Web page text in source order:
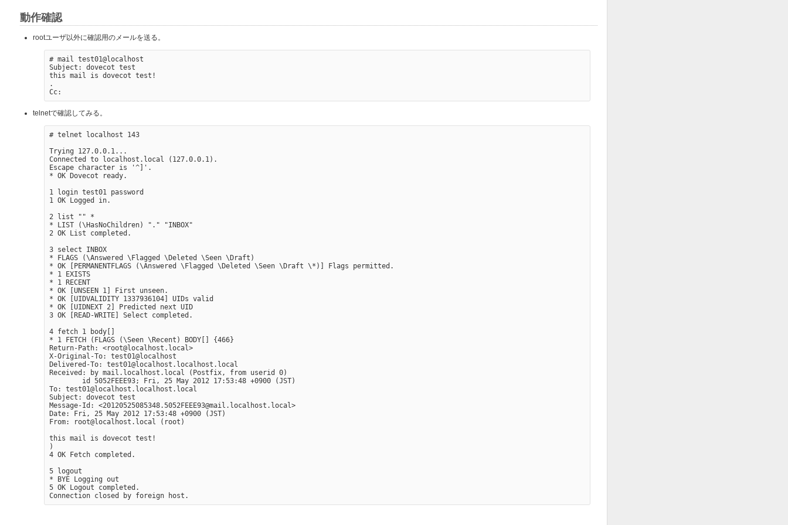
動作確認
rootユーザ以外に確認用のメールを送る。
# mail test01@localhost
Subject: dovecot test
this mail is dovecot test!
.
telnetで確認してみる。
# telnet localhost 143
Trying 127.0.0.1...
Connected to localhost.local (127.0.0.1).
Escape character is '^]'.
* OK Dovecot ready.
1 login test01 password
1 OK Logged in.
2 list "" *
* LIST (\HasNoChildren) "." "INBOX"
2 OK List completed.
3 select INBOX
* FLAGS (\Answered \Flagged \Deleted \Seen \Draft)
* OK [PERMANENTFLAGS (\Answered \Flagged \Deleted \Seen \Draft \*)] Flags permitted.
* 1 EXISTS
* 1 RECENT
* OK [UNSEEN 1] First unseen.
* OK [UIDVALIDITY 1337936104] UIDs valid
* OK [UIDNEXT 2] Predicted next UID
3 OK [READ-WRITE] Select completed.
4 fetch 1 body[]
* 1 FETCH (FLAGS (\Seen \Recent) BODY[] {466}
Return-Path: <root@localhost.local>
X-Original-To: test01@localhost
Delivered-To: test01@localhost.localhost.local
Received: by mail.localhost.local (Postfix, from userid 0)
        id 5052FEEE93; Fri, 25 May 2012 17:53:48 +0900 (JST)
To: test01@localhost.localhost.local
Subject: dovecot test
Message-Id: <20120525085348.5052FEEE93@mail.localhost.local>
Date: Fri, 25 May 2012 17:53:48 +0900 (JST)
From: root@localhost.local (root)
this mail is dovecot test!
)
4 OK Fetch completed.
5 logout
* BYE Logging out
5 OK Logout completed.